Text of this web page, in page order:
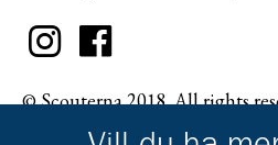
© Scouterna 2018. All rights